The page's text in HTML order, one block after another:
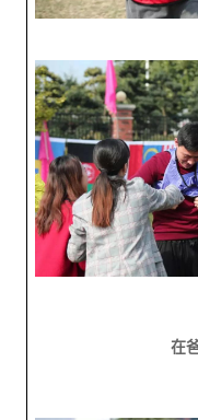
在爸爸妈妈的注
财源